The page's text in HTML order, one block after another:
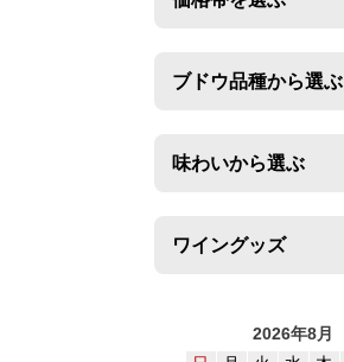
ブドウ品種から選ぶ
味わいから選ぶ
ワイングッズ
2026年8月